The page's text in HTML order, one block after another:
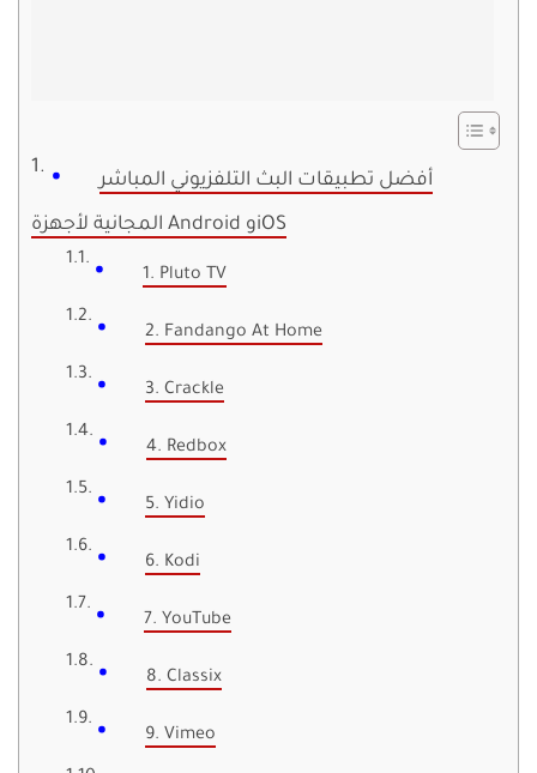
أفضل تطبيقات البث التلفزيوني المباشر
المجانية لأجهزة Android وiOS
1. Pluto TV
2. Fandango At Home
3. Crackle
4. Redbox
5. Yidio
6. Kodi
7. YouTube
8. Classix
9. Vimeo